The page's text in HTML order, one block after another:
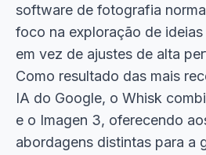
software de fotografia
foco na exploração de
em vez de ajustes de alta
Como resultado das mais
IA do Google, o Whisk
e o Imagen 3, oferecendo
abordagens distintas para a